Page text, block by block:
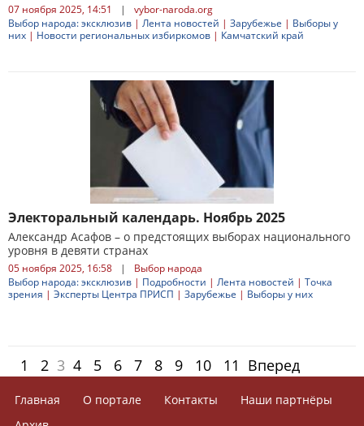
07 ноября 2025, 14:51 |
vybor-naroda.org
Выбор народа: эксклюзив | Лента новостей | Зарубежье | Выборы у
них | Новости региональных избиркомов | Камчатский край
Электоральный календарь. Ноябрь 2025
Александр Асафов – о предстоящих выборах национального
уровня в девяти странах
05 ноября 2025, 16:58 |
Выбор народа
Выбор народа: эксклюзив | Подробности | Лента новостей | Точка
зрения | Эксперты Центра ПРИСП | Зарубежье | Выборы у них
1 2 3 4 5 6 7 8 9 10 11 Вперед
Главная О портале Контакты
Наши партнёры